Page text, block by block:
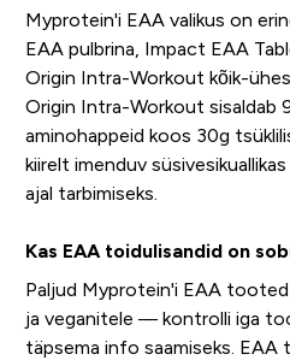
Myprotein'i EAA valikus on
EAA pulbrina, Impact EAA
Origin Intra-Workout kõik-
Origin Intra-Workout sisaldab
aminohappeid koos 30g
kiirelt imenduv
ajal tarbimiseks.
Kas EAA toidulisandid on
Paljud Myprotein'i EAA
ja veganitele — kontrolli iga
täpsema info saamiseks. EAA